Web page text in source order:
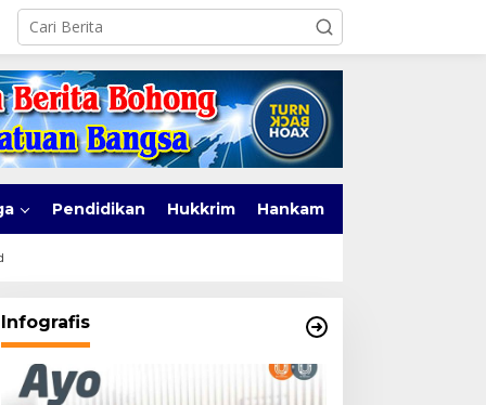
Pendidikan Hukkrim Hankam
Infografis